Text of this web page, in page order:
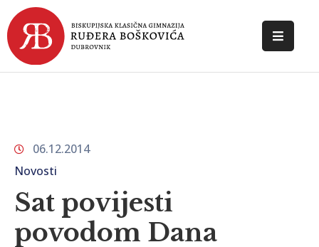
POČETNA
DOKUMENTI
KONTAKT
06.12.2014
Novosti
Sat povijesti
povodom Dana